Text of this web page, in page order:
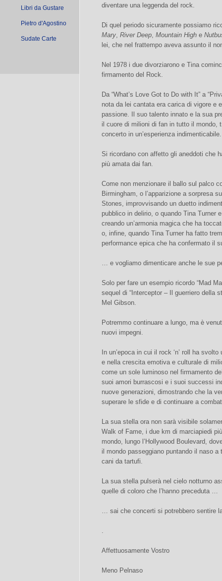
Libri da Gustare
Pietro d'Agostino
Sudate Carte
diventare una leggenda del rock.
Di quel periodo sicuramente possiamo
Mary, River Deep, Mountain High e
lei, che nel frattempo aveva assunto il
Nel 1978 i due divorziarono e Tina
firmamento del Rock.
Da “What’s Love Got to Do with It” a
nota da lei cantata era carica di vigore e
passione. Il suo talento innato e la sua
il cuore di milioni di fan in tutto il mondo,
concerto in un’esperienza indimenticabile.
Si ricordano con affetto gli aneddoti che
più amata dai fan.
Come non menzionare il ballo sul palco
Birmingham, o l’apparizione a sorpresa
Stones, improvvisando un duetto
pubblico in delirio, o quando Tina Turner
creando un’armonia magica che ha
o, infine, quando Tina Turner ha fatto
performance epica che ha confermato il
… e vogliamo dimenticare anche le sue
Solo per fare un esempio ricordo “Mad
sequel di “Interceptor – Il guerriero della
Mel Gibson.
Potremmo continuare a lungo, ma è
nuovi impegni.
In un’epoca in cui il rock ‘n’ roll ha
e nella crescita emotiva e culturale di
come un sole luminoso nel firmamento
suoi amori burrascosi e i suoi successi
nuove generazioni, dimostrando che la
superare le sfide e di continuare a
La sua stella ora non sarà visibile
Walk of Fame, i due km di marciapiedi
mondo, lungo l’Hollywood Boulevard,
il mondo passeggiano puntando il naso a
cani da tartufi.
La sua stella pulserà nel cielo notturno
quelle di coloro che l’hanno preceduta …
… sai che concerti si potrebbero sentire
.
Affettuosamente Vostro
Meno Pelnaso